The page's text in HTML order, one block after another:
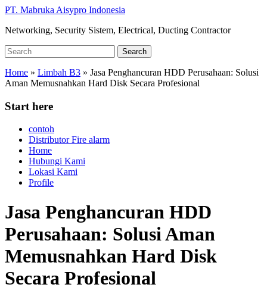
Skip
main
PT. Mabruka Aisypro Indonesia
Networking, Security Sistem, Electrical, Ducting Contractor
Search
for:
Search
Home » Limbah B3 » Jasa Penghancuran HDD Perusahaan: Solusi
Aman Memusnahkan Hard Disk Secara Profesional
Start here
contoh
Distributor Fire alarm
Home
Hubungi Kami
Lokasi Kami
Profile
Jasa Penghancuran HDD
Perusahaan: Solusi Aman
Memusnahkan Hard Disk
Secara Profesional